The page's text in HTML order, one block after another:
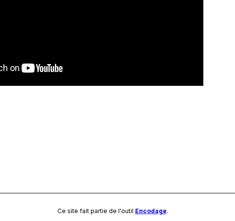
Ce site fait partie de l'outil Encodage.